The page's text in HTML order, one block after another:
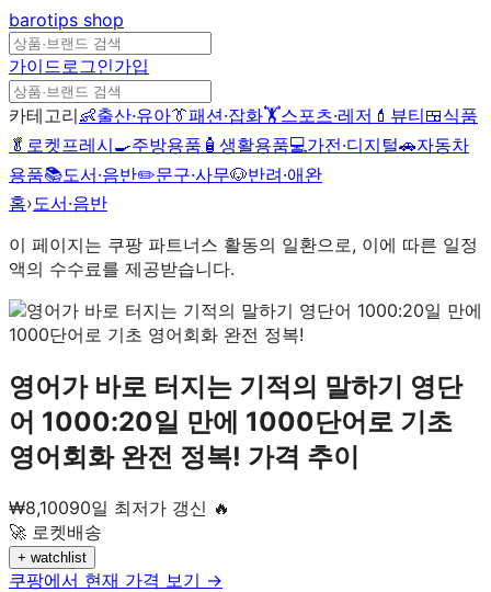
barotips shop
가이드로그인가입
카테고리👶출산·유아👔패션·잡화🏋️스포츠·레저 💄 뷰티🍱식품
🥬 로켓프레시🍳주방용품 🧴 생활용품💻가전·디지털🚗자동차
용품📚도서·음반✏️문구·사무🐶반려·애완
홈›도서·음반
이 페이지는 쿠팡 파트너스 활동의 일환으로, 이에 따른 일정
액의 수수료를 제공받습니다.
영어가 바로 터지는 기적의 말하기 영단
어 1000:20일 만에 1000단어로 기초
영어회화 완전 정복! 가격 추이
₩8,10090일 최저가 갱신 🔥
🚀 로켓배송
+ watchlist
쿠팡에서 현재 가격 보기 →